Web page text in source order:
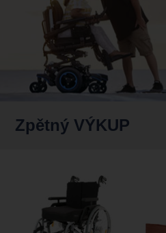
Zpětný VÝKUP